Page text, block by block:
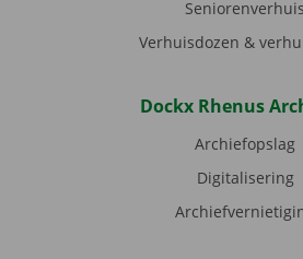
Seniorenverhuis
Verhuisdozen &
Dockx Rhenus
Archiefopslag
Digitalisering